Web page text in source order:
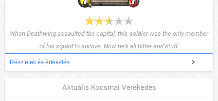
When Deathwing assaulted the capital, this soldier was the only member
of his squad to survive. Now he's all bitter and stuff.
Részletek és értékelés
Aktuális Kocsmai Verekedés